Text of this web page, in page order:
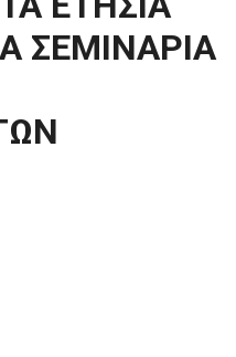
ΣΕΜΙΝΑΡΙΑ